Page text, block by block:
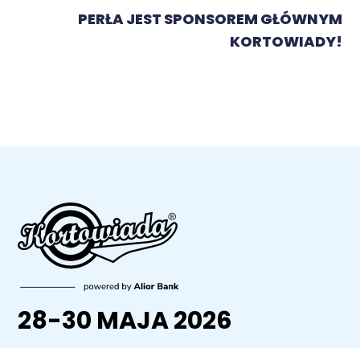
PERŁA JEST SPONSOREM GŁÓWNYM
KORTOWIADY!
28-30 MAJA 2026